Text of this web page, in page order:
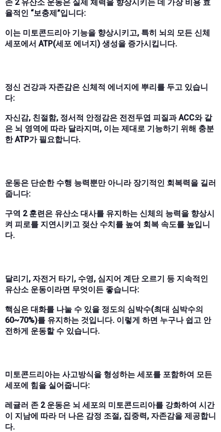
존 2 유산소 운동은 실제 체력을 향상시키는 데 가장 비용 효
율적인 “보충제”입니다:
이는 미토콘드리아 기능을 향상시키고, 특히 뇌의 모든 신체
세포에서 ATP(세포 에너지) 생성을 증가시킵니다.
정신 건강과 자존감은 신체적 에너지에 뿌리를 두고 있습니
다:
자신감, 친절함, 정서적 안정감은 전전두엽 피질과 ACC와 같
은 뇌 영역에 따라 달라지며, 이는 제대로 기능하기 위해 충분
한 ATP가 필요합니다.
운동은 단순한 수행 능력뿐만 아니라 장기적인 회복력을 길러
줍니다:
구역 2 훈련은 유산소 대사를 유지하는 신체의 능력을 향상시
켜 피로를 지연시키고 젖산 수치를 높여 회복 속도를 높입니
다.
달리기, 자전거 타기, 수영, 심지어 계단 오르기 등 지속적인
유산소 운동이라면 무엇이든 좋습니다:
핵심은 대화를 나눌 수 있을 정도의 심박수(최대 심박수의
60~70%)를 유지하는 것입니다. 이렇게 하면 누구나 쉽고 안
전하게 운동할 수 있습니다.
미토콘드리아는 사고방식을 형성하는 세포를 포함하여 모든
세포에 힘을 실어줍니다:
레귤러 존 2 운동은 뇌 세포의 미토콘드리아를 강화하여 시간
이 지남에 따라 더 나은 감정 조절, 집중력, 자존감을 제공합니
다.